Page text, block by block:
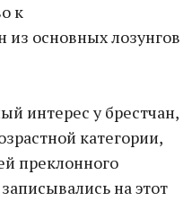
к
основных лозунгов
интерес у брестчан,
категории,
преклонного
на этот